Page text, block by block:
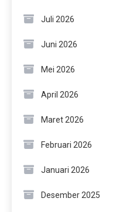
Juli 2026
Juni 2026
Mei 2026
April 2026
Maret 2026
Februari 2026
Januari 2026
Desember 2025